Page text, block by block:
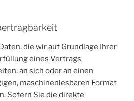
die wir auf Grundlage Ihrer
eines Vertrags
an sich oder an einen
maschinenlesbaren Format
Sofern Sie die direkte